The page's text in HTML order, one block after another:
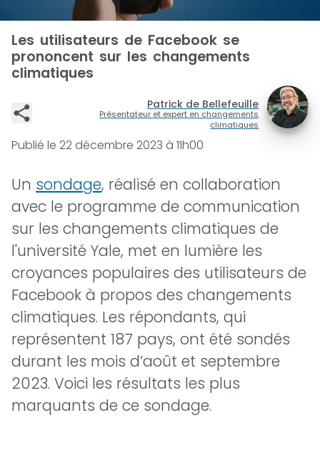
Les utilisateurs de Facebook se
prononcent sur les changements
climatiques
Patrick de Bellefeuille
Présentateur et expert en changements
climatiques
Publié le 22 décembre 2023 à 11h00
Un sondage, réalisé en collaboration
avec le programme de communication
sur les changements climatiques de
l'université Yale, met en lumière les
croyances populaires des utilisateurs de
Facebook à propos des changements
climatiques. Les répondants, qui
représentent 187 pays, ont été sondés
durant les mois d’août et septembre
2023. Voici les résultats les plus
marquants de ce sondage.